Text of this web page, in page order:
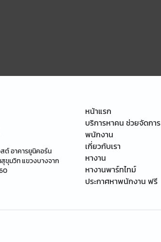
สต์ อาคารยูนิคอร์น
ขุมวิท แขวงบางจาก
หน้าแรก
บริการหาคน ช่วยจัดการ
พนักงาน
เกี่ยวกับเรา
หางาน
หางานพาร์ทไทม์
ประกาศหาพนักงาน ฟรี